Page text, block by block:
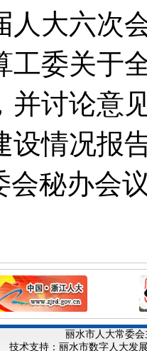
人大六次
工委关于
并讨论意
设情况报
会秘办会
丽水市人大常委会
技术支持：丽水市数字人大发